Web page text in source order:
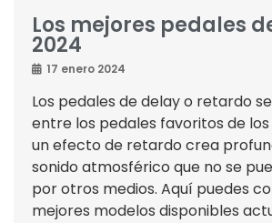
Los mejores pedales
2024
17 enero 2024
Los pedales de delay o retardo
entre los pedales favoritos de
un efecto de retardo crea
sonido atmosférico que no se
por otros medios. Aquí puedes
mejores modelos disponibles